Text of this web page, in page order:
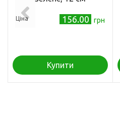
Ціна 156.00 грн
Купити